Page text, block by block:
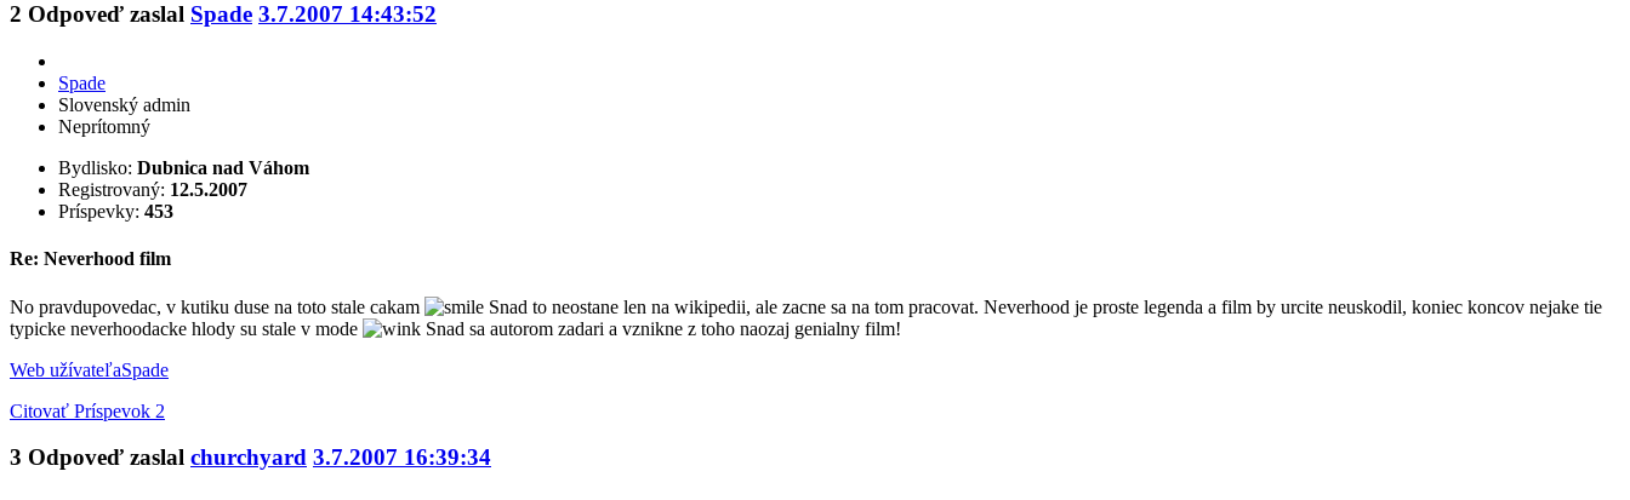
2 Odpoveď zaslal Spade 3.7.2007 14:43:52
Spade
Slovenský admin
Neprítomný
Bydlisko: Dubnica nad Váhom
Registrovaný: 12.5.2007
Príspevky: 453
Re: Neverhood film
No pravdupovedac, v kutiku duse na toto stale cakam
Snad to neostane len na wikipedii, ale zacne sa na tom pracovat. Neverhood je proste legenda a film by urcite neuskodil, koniec koncov nejake tie
typicke neverhoodacke hlody su stale v mode
Snad sa autorom zadari a vznikne z toho naozaj genialny film!
Web užívateľaSpade
Citovať Príspevok 2
3 Odpoveď zaslal churchyard 3.7.2007 16:39:34